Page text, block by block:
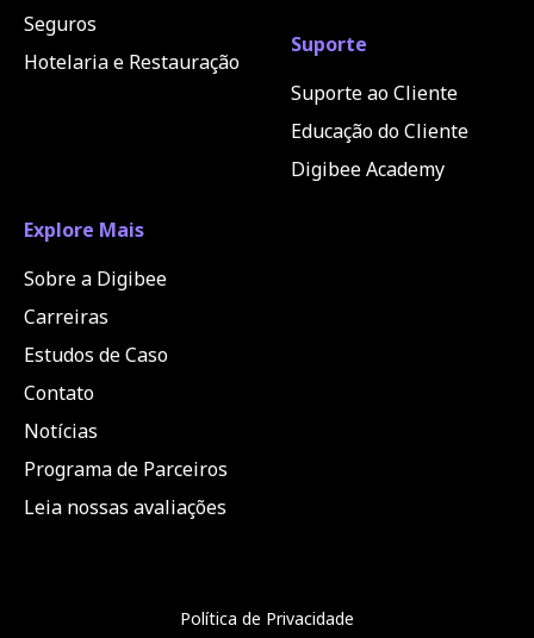
Seguros
Hotelaria e Restauração
Suporte
Suporte ao Cliente
Educação do Cliente
Digibee Academy
Explore Mais
Sobre a Digibee
Carreiras
Estudos de Caso
Contato
Notícias
Programa de Parceiros
Leia nossas avaliações
Política de Privacidade